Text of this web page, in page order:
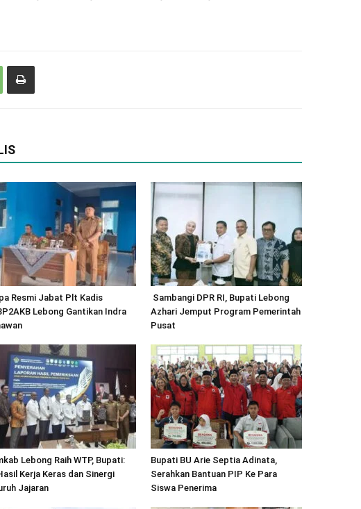
Resmi Jabat Plt Kadis
Lebong Gantikan Indra
Sambangi DPR RI, Bupati Lebong
Azhari Jemput Program Pemerintah
Pusat
Lebong Raih WTP, Bupati:
Kerja Keras dan Sinergi
Jajaran
Bupati BU Arie Septia Adinata,
Serahkan Bantuan PIP Ke Para
Siswa Penerima